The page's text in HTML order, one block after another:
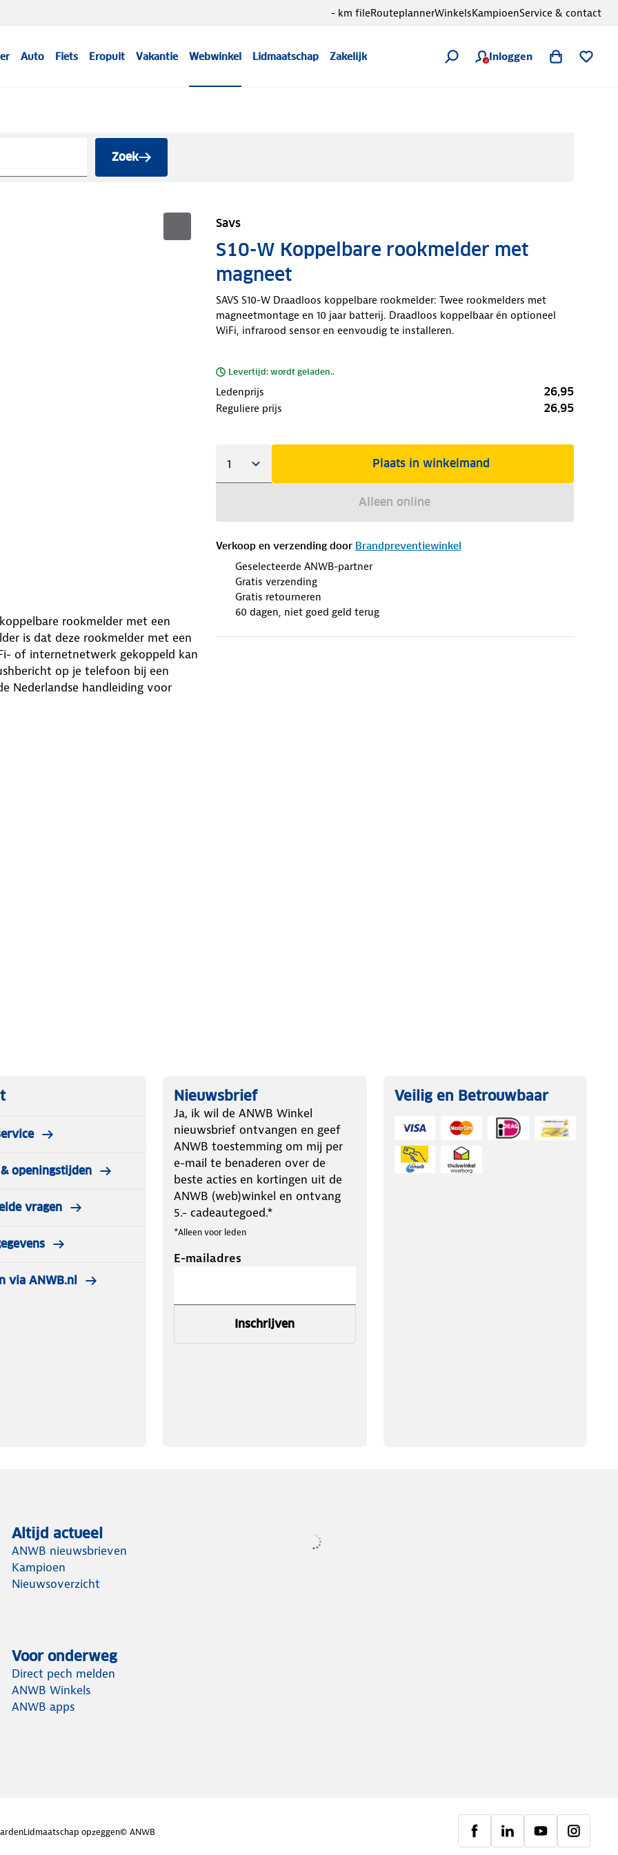
Auto Fiets Eropuit Vakantie Webwinkel Lidmaatschap Zakelijk Inloggen
- km fileRouteplannerWinkelsKampioenService & contact
Zoek
Savs
S10-W Koppelbare rookmelder met
magneet
SAVS S10-W Draadloos koppelbare rookmelder: Twee rookmelders met
magneetmontage en 10 jaar batterij. Draadloos koppelbaar én optioneel
WiFi, infrarood sensor en eenvoudig te installeren.
Levertijd: wordt geladen..
Ledenprijs 26,95
Reguliere prijs 26,95
Plaats in winkelmand
Alleen online
Verkoop en verzending door Brandpreventiewinkel
Geselecteerde ANWB-partner
Gratis verzending
Gratis retourneren
60 dagen, niet goed geld terug
rookmelder met een
is dat deze rookmelder met een
of internetnetwerk gekoppeld kan
op je telefoon bij een
Nederlandse handleiding voor
te verbinden is met de SAVS G10
een slimme melder en
alarm afgaat of de batterij bijna
LinkSmart® app kun je de
Dankzij de G10 Gateway
maximale veiligheid in jouw
draadloos koppelbaar zijn en
set. Hiermee hang je je melder in
met andere S10-W rookmelders,
één melder alarm slaat, gaan
G10 gateway (niet meegeleverd) en
waar je ook bent.
openingstijden
vragen
via ANWB.nl
Nieuwsbrief
Ja, ik wil de ANWB Winkel
nieuwsbrief ontvangen en geef
ANWB toestemming om mij per
e-mail te benaderen over de
beste acties en kortingen uit de
ANWB (web)winkel en ontvang
5.- cadeautegoed.*
*Alleen voor leden
E-mailadres
Inschrijven
Veilig en Betrouwbaar
Altijd actueel
ANWB nieuwsbrieven
Kampioen
Nieuwsoverzicht
Voor onderweg
Direct pech melden
ANWB Winkels
ANWB apps
Lidmaatschap opzeggen© ANWB